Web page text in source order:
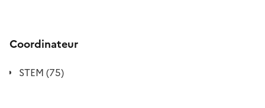
Coordinateur
STEM (75)